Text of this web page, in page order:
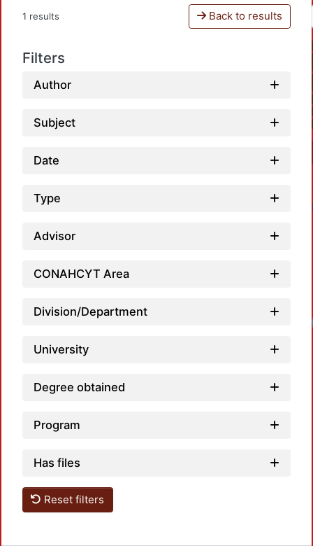
1 results Back to results
Filters
Author
Subject
Date
Type
Advisor
CONAHCYT Area
Division/Department
University
Degree obtained
Program
Has files
Reset filters